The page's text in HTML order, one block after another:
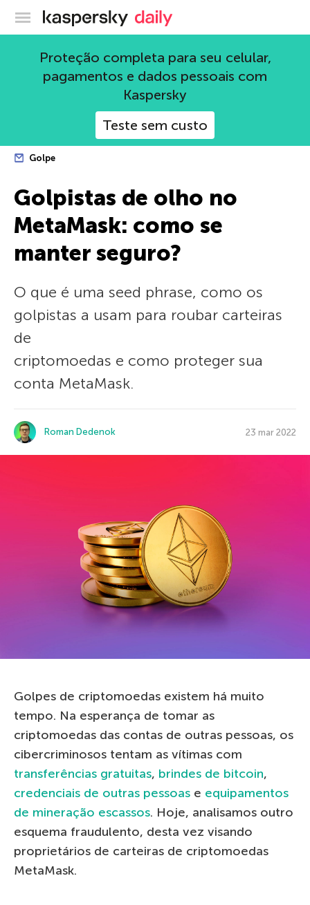
Blog oficial da Kaspersky
Proteção completa para seu celular,
pagamentos e dados pessoais com
Kaspersky
Teste sem custo
Golpe
Golpistas de olho no
MetaMask: como se
manter seguro?
O que é uma seed phrase, como os
golpistas a usam para roubar carteiras
de
criptomoedas e como proteger sua
conta MetaMask.
Roman Dedenok 23 mar 2022
Golpes de criptomoedas existem há muito
tempo. Na esperança de tomar as
criptomoedas das contas de outras pessoas, os
cibercriminosos tentam as vítimas com
transferências gratuitas, brindes de bitcoin,
credenciais de outras pessoas e equipamentos
de mineração escassos. Hoje, analisamos outro
esquema fraudulento, desta vez visando
proprietários de carteiras de criptomoedas
MetaMask.